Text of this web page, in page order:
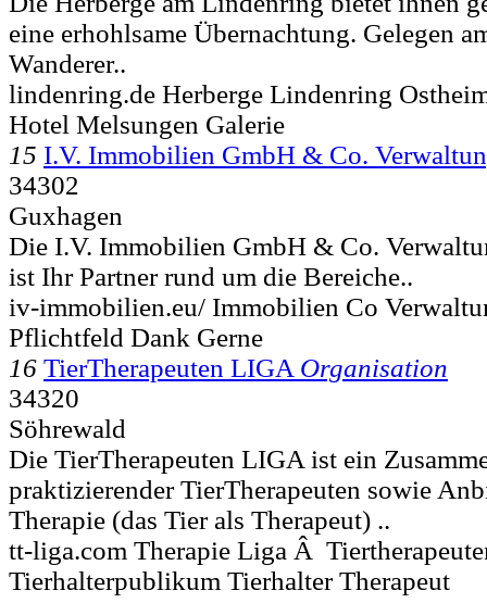
eine erhohlsame Übernachtung. Gelegen
Wanderer..
lindenring.de Herberge Lindenring
Hotel Melsungen Galerie
15 I.V. Immobilien GmbH & Co.
34302
Guxhagen
Die I.V. Immobilien GmbH & Co.
ist Ihr Partner rund um die Bereiche..
iv-immobilien.eu/ Immobilien Co
Pflichtfeld Dank Gerne
16 TierTherapeuten LIGA Organisation
34320
Söhrewald
Die TierTherapeuten LIGA ist ein
praktizierender TierTherapeuten sowie
Therapie (das Tier als Therapeut) ..
tt-liga.com Therapie Liga Â
Tierhalterpublikum Tierhalter Therapeut